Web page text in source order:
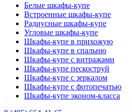
Белые шкафы-купе
Встроенные шкафы-купе
Радиусные шкафы-купе
Угловые шкафы-купе
Шкафы-купе в прихожую
Шкафы-купе в спальню
Шкафы-купе с витражами
Шкафы-купе пескоструй
Шкафы-купе с зеркалом
Шкафы-купе с фотопечатью
Шкафы-купе эконом-класса